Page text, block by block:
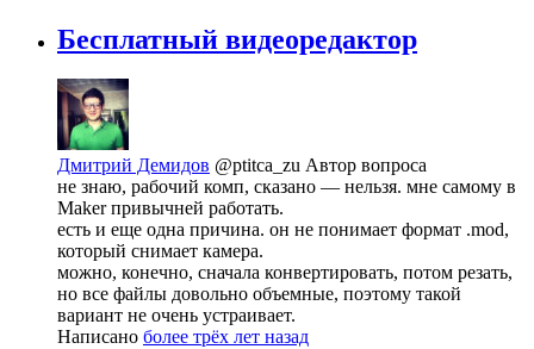
Бесплатный видеоредактор
Дмитрий Демидов @ptitca_zu Автор вопроса
не знаю, рабочий комп, сказано — нельзя. мне самому в
Maker привычней работать.
есть и еще одна причина. он не понимает формат .mod,
который снимает камера.
можно, конечно, сначала конвертировать, потом резать,
но все файлы довольно объемные, поэтому такой
вариант не очень устраивает.
Написано более трёх лет назад